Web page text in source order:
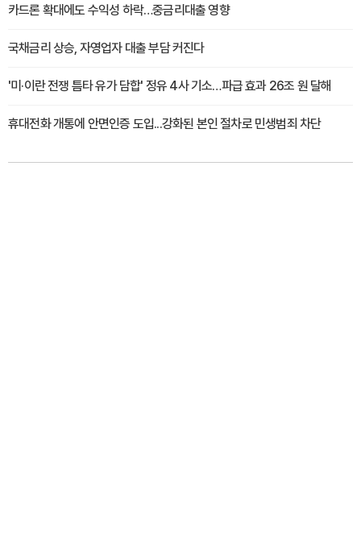
카드론 확대에도 수익성 하락…중금리대출 영향
국채금리 상승, 자영업자 대출 부담 커진다
'미·이란 전쟁 틈타 유가 담합' 정유 4사 기소…파급 효과 26조 원 달해
휴대전화 개통에 안면인증 도입...강화된 본인 절차로 민생범죄 차단